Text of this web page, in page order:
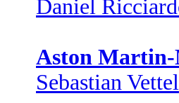
Daniel
Aston Martin-
Sebastian Vettel